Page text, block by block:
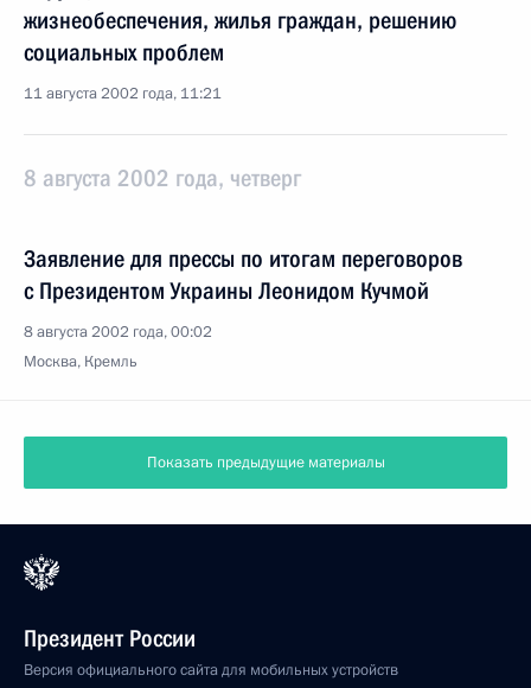
жизнеобеспечения, жилья граждан, решению
социальных проблем
11 августа 2002 года, 11:21
8 августа 2002 года, четверг
Заявление для прессы по итогам переговоров
с Президентом Украины Леонидом Кучмой
8 августа 2002 года, 00:02
Москва, Кремль
Показать предыдущие материалы
Президент России
Версия официального сайта для мобильных устройств